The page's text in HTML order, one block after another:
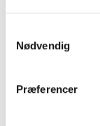
Nødvendig
Præferencer